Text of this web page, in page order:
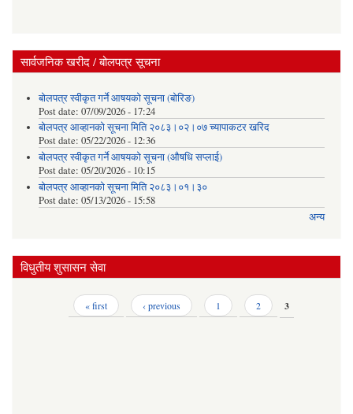
सार्वजनिक खरीद / बोलपत्र सूचना
बोलपत्र स्वीकृत गर्ने आषयको सूचना (बोरिङ)
Post date: 07/09/2026 - 17:24
बोलपत्र आव्हानको सूचना मिति २०८३।०२।०७ च्यापाकटर खरिद
Post date: 05/22/2026 - 12:36
बोलपत्र स्वीकृत गर्ने आषयको सूचना (औषधि सप्लाई)
Post date: 05/20/2026 - 10:15
बोलपत्र आव्हानको सूचना मिति २०८३।०१।३०
Post date: 05/13/2026 - 15:58
अन्य
विधुतीय शुसासन सेवा
« first ‹ previous 1 2 3